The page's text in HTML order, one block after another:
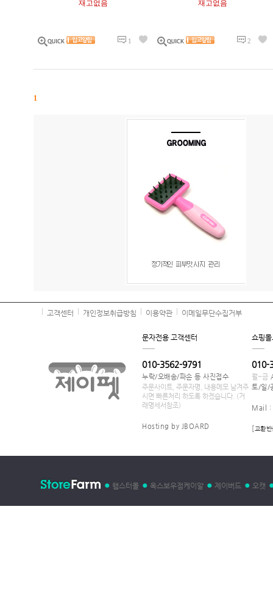
재고없음
1
재고없음
2
1
고객센터 개인정보취급방침 이용약관 이메일무단수집거부
문자전용 고객센터
010-3562-9791
누락/오배송/파손 등 사진접수
주문사이트, 주문자명, 내용메모 남겨주
시면 빠른처리 하도록 하겠습니다. (거
래명세서참조)
Hosting by JBOARD
쇼핑
010-
월~금
토/일/
Mail :
[교환
햄스터몰 옥스보우점케이알 제이버드 오캣